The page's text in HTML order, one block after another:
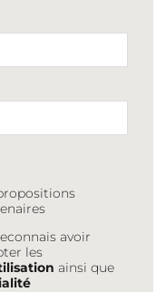
avoir
les
ainsi que